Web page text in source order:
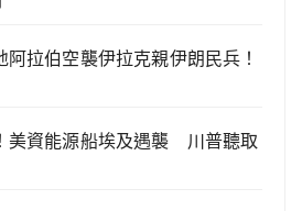
拉伯空襲伊拉克親伊朗民兵！
美資能源船埃及遇襲 川普聽取